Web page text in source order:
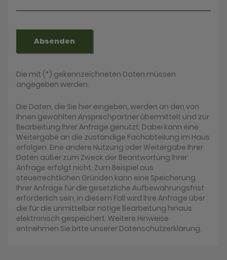
Absenden
Die mit (*) gekennzeichneten Daten müssen
angegeben werden.
Die Daten, die Sie hier eingeben, werden an den von
Ihnen gewählten Ansprechpartner übermittelt und zur
Bearbeitung Ihrer Anfrage genutzt. Dabei kann eine
Weitergabe an die zuständige Fachabteilung im Haus
erfolgen. Eine andere Nutzung oder Weitergabe Ihrer
Daten außer zum Zweck der Beantwortung Ihrer
Anfrage erfolgt nicht. Zum Beispiel aus
steuerrechtlichen Gründen kann eine Speicherung
Ihrer Anfrage für die gesetzliche Aufbewahrungsfrist
erforderlich sein, in diesem Fall wird Ihre Anfrage über
die für die unmittelbar nötige Bearbeitung hinaus
elektronisch gespeichert. Weitere Hinweise
entnehmen Sie bitte unserer Datenschutzerklärung.